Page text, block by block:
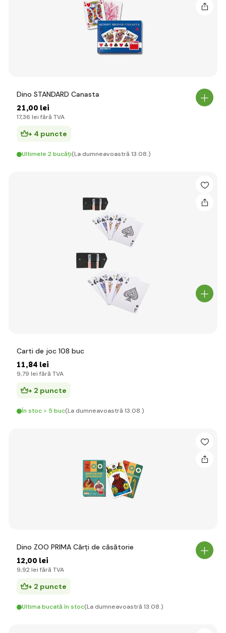
Dino STANDARD Canasta
21,00 lei
17,36 lei fără TVA
+ 4 puncte
Ultimele 2 bucăți(La dumneavoastră 13.08.)
Carti de joc 108 buc
11,84 lei
9,79 lei fără TVA
+ 2 puncte
În stoc > 5 buc(La dumneavoastră 13.08.)
Dino ZOO PRIMA Cărți de căsătorie
12,00 lei
9,92 lei fără TVA
+ 2 puncte
Ultima bucată în stoc(La dumneavoastră 13.08.)